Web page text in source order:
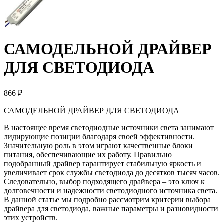
САМОДЕЛЬНОЙ ДРАЙВЕР
ДЛЯ СВЕТОДИОДА
866 ₽
САМОДЕЛЬНОЙ ДРАЙВЕР ДЛЯ СВЕТОДИОДА
В настоящее время светодиодные источники света занимают
лидирующие позиции благодаря своей эффективности.
Значительную роль в этом играют качественные блоки
питания, обеспечивающие их работу. Правильно
подобранный драйвер гарантирует стабильную яркость и
увеличивает срок службы светодиода до десятков тысяч часов.
Следовательно, выбор подходящего драйвера – это ключ к
долговечности и надежности светодиодного источника света.
В данной статье мы подробно рассмотрим критерии выбора
драйвера для светодиода, важные параметры и разновидности
этих устройств.